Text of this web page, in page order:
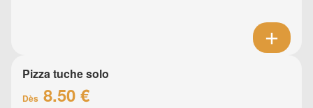
Pizza tuche solo
Dès 8.50 €